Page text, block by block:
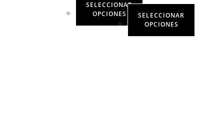
SELECCIONAR
OPCIONES
SELECCIONAR
OPCIONES